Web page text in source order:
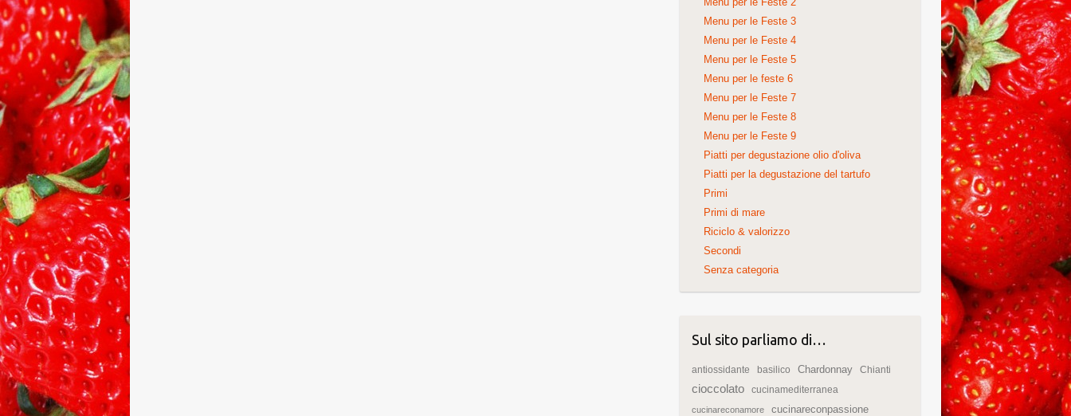
Menu per le Feste 3
Menu per le Feste 4
Menu per le Feste 5
Menu per le feste 6
Menu per le Feste 7
Menu per le Feste 8
Menu per le Feste 9
Piatti per degustazione olio d'oliva
Piatti per la degustazione del tartufo
Primi
Primi di mare
Riciclo & valorizzo
Secondi
Senza categoria
Sul sito parliamo di…
antiossidante basilico Chardonnay Chianti
cioccolato cucinamediterranea
cucinareconamore cucinareconpassione